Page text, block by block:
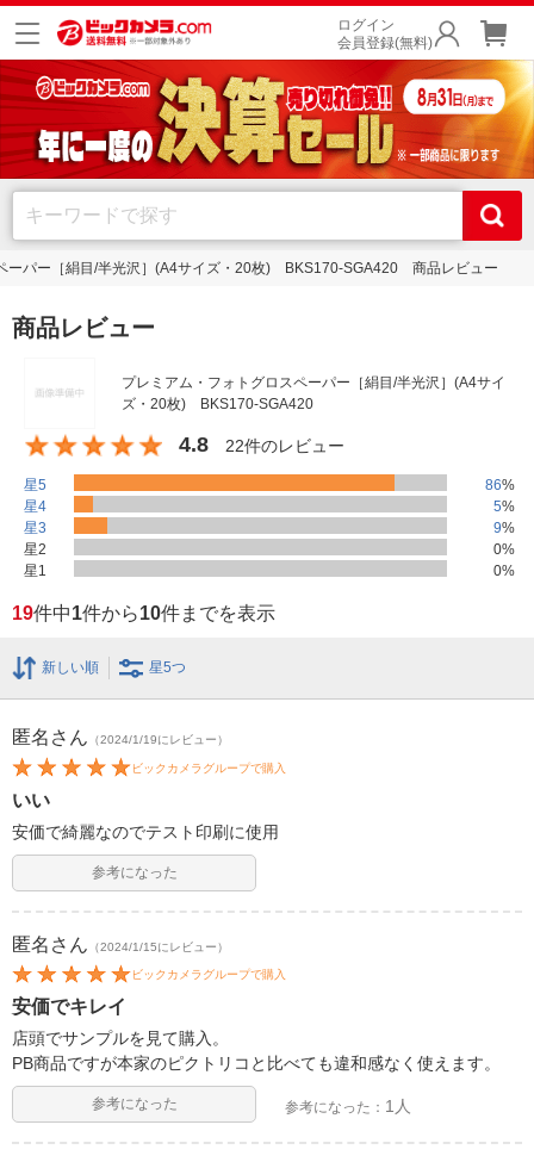
ログイン
会員登録(無料)
ーパー［絹目/半光沢］(A4サイズ・20枚) BKS170-SGA420 商品レビュー
商品レビュー
プレミアム・フォトグロスペーパー［絹目/半光沢］(A4サイ
ズ・20枚) BKS170-SGA420
4.8 22件のレビュー
星5 86%
星4
5%
星3
9%
星2
0%
星1
0%
19件中1件から10件までを表示
新しい順 星5つ
匿名 さん （2024/1/19にレビュー）
ビックカメラグループで購入
いい
安価で綺麗なのでテスト印刷に使用
参考になった
匿名 さん （2024/1/15にレビュー）
ビックカメラグループで購入
安価でキレイ
店頭でサンプルを見て購入。
PB商品ですが本家のピクトリコと比べても違和感なく使えます。
参考になった 参考になった： 1人